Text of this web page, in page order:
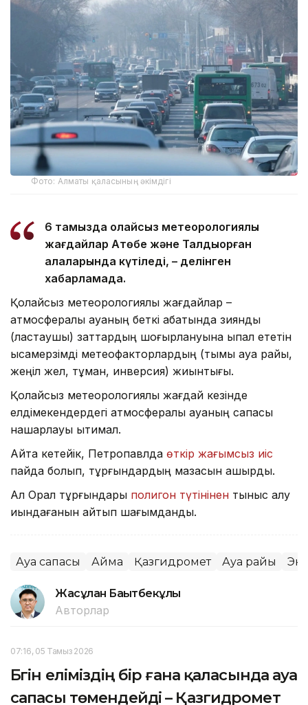
Фото: Алматы қаласының әкімдігі
6 тамызда қолайсыз метеорологиялық
жағдайлар Ақтөбе және Талдықорған
қалаларында күтіледі, – делінген
хабарламада.
Қолайсыз метеорологиялық жағдайлар –
атмосфералық ауаның беткі қабатында зиянды
(ластаушы) заттардың шоғырлануына ықпал ететін
қысқамерзімді метеофакторлардың (тымық ауа райы,
жеңіл жел, тұман, инверсия) жиынтығы.
Қолайсыз метеорологиялық жағдай кезінде
елдімекендердегі атмосфералық ауаның сапасы
нашарлауы ықтимал.
Айта кетейік, Петропавлда өткір жағымсыз иіс
пайда болып, тұрғындардың мазасын қашырды.
Ал Орал тұрғындары полигон түтінінен тыныс алу
қиындағанын айтып шағымданды.
Ауа сапасы Аймақ Қазгидромет Ауа райы
Жасұлан Бақытбекұлы
Авторлар
07:16, 05 Тамыз 2026
Бүгін еліміздің бір ғана қаласында ауа
сапасы төмендейді – Қазгидромет